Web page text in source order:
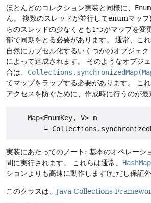
ほとんどのコレクション実装と同様に、
ん。
複数のスレッドが並行してenumマッ
らのスレッドの少なくとも1つがマップを変
部で同期をとる必要があります。
通常、こ
自然にカプセル化するいくつかのオブジェク
によって達成されます。
そのようなオブジ
合は、
てマップをラップする必要があります。
こ
アクセスを防ぐために、作成時に行うのが最
    Map<EnumKey, V> m
実装にあたってのノート: 基本のオペレーシ
間に実行されます。
これらは通常、 HashMap
ションよりも高速に動作します(ただし保証外
このクラスは、 Java Collections